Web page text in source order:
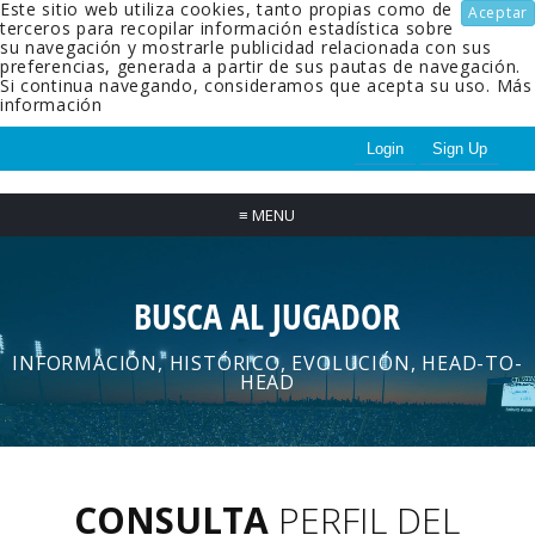
Aceptar
Este sitio web utiliza cookies, tanto propias como de
terceros para recopilar información estadística sobre
su navegación y mostrarle publicidad relacionada con sus
preferencias, generada a partir de sus pautas de navegación.
Si continua navegando, consideramos que acepta su uso. Más
información
Login Sign Up
≡ MENU
BUSCA AL JUGADOR
INFORMACIÓN, HISTÓRICO, EVOLUCIÓN, HEAD-TO-
HEAD
CONSULTA PERFIL DEL